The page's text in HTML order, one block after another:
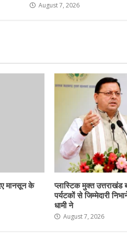
August 7, 2026
मानसून के
प्लास्टिक मुक्त उत्तराखंड
पर्यटकों से जिम्मेदारी
धामी ने
August 7, 2026